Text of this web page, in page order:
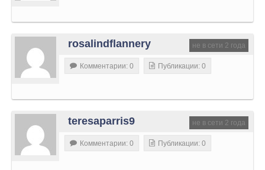
не в сети 2 года
rosalindflannery
Комментарии: 0 Публикации: 0
не в сети 2 года
teresaparris9
Комментарии: 0 Публикации: 0